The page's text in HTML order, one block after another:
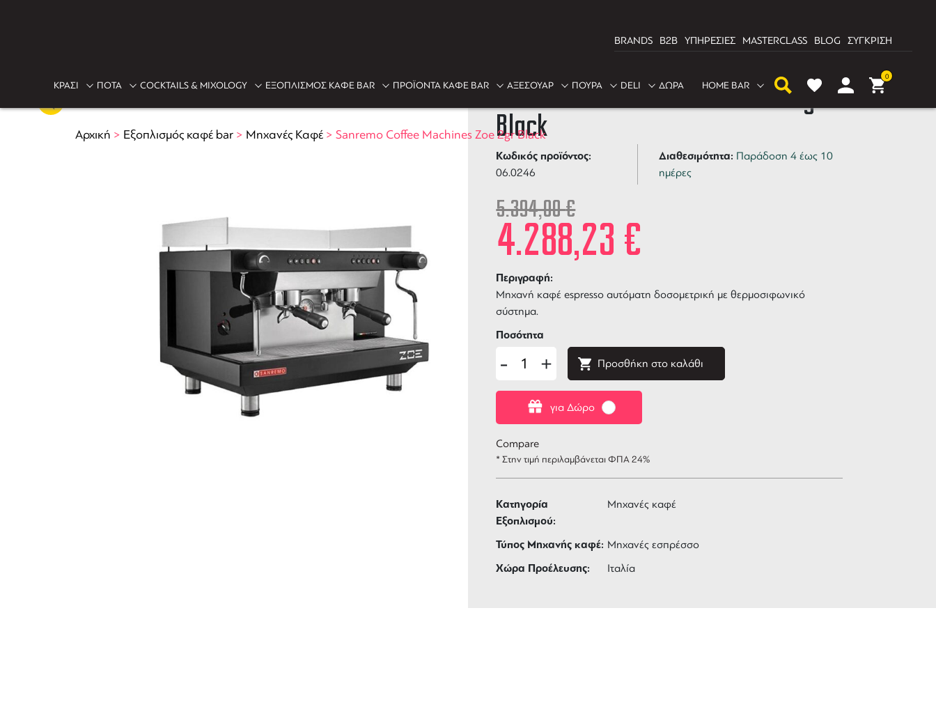
BRANDS B2B ΥΠΗΡΕΣΙΕΣ MASTERCLASS BLOG ΣΥΓΚΡΙΣΗ
ΚΡΑΣΙ ΠΟΤΑ COCKTAILS & MIXOLOGY ΕΞΟΠΛΙΣΜΟΣ ΚΑΦΕ BAR ΠΡΟΪΟΝΤΑ ΚΑΦΕ BAR ΑΞΕΣΟΥΑΡ ΠΟΥΡΑ DELI ΔΩΡΑ HOME BAR
0
Αρχική > Εξοπλισμός καφέ bar> Μηχανές Καφέ> Sanremo Coffee Machines Zoe 2gr Black
Sanremo Coffee Machines Zoe 2gr
Black
Κωδικός προϊόντος:
06.0246
Διαθεσιμότητα: Παράδοση 4 έως 10
ημέρες
5.394,00€
4.288,23€
Περιγραφή:
Μηχανή καφέ espresso αυτόματη δοσομετρική με θερμοσιφωνικό
σύστημα.
για Δώρο
Ποσότητα
- + Προσθήκη στο καλάθι
Compare
* Στην τιμή περιλαμβάνεται ΦΠΑ 24%
Κατηγορία
Εξοπλισμού:
Μηχανές καφέ
Τύπος Μηχανής καφέ: Μηχανές εσπρέσσο
Χώρα Προέλευσης: Ιταλία